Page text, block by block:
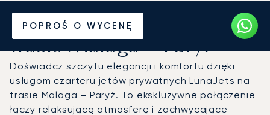
POPROŚ O WYCENĘ
Wynajmij jet prywatny na
trasie Malaga – Paryż
Doświadcz szczytu elegancji i komfortu dzięki
usługom czarteru jetów prywatnych LunaJets na
trasie Malaga – Paryż. To ekskluzywne połączenie
łączy relaksującą atmosferę i zachwycające